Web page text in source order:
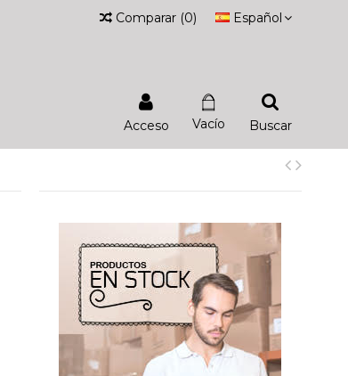
Español
Comparar (0)
Buscar
Vacío
Acceso